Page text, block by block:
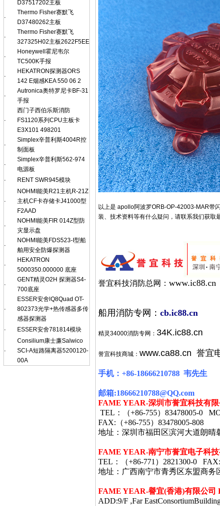
D37517202主板
·
Thermo Fisher赛默飞
D37480262主板
·
Thermo Fisher赛默飞
327325H02主板2622F5EE
·
Honeywell霍尼韦尔
TC500K手报
·
HEKATRON探测器ORS
142 E烟感KEA 550 06 2
·
Autronica奥特罗尼卡BF-31
手报
·
西门子西伯乐斯消防
FS1120系列CPU主板卡
E3X101 498201
·
Simplex辛普利斯4004R控
制面板
·
Simplex辛普利斯562-974
电源板
·
RENT SWR945模块
·
NOHMI能美R21主机R-21Z
主机CF卡存储卡J41000型
F2AAD
·
NOHMI能美FIR 014Z型防
灾显示盘
·
NOHMI能美FDS523-I型船
舶用安全防爆探测器
·
HEKATRON
5000350.000000 底座
·
GENT精灵O2H 探测器S4-
700底座
·
ESSER安舍lQ8Quad OT-
802373光学+热传感器多传
感器探测器
·
ESSER安舍781814模块
·
Consilium康士廉Salwico
SCI-A短路隔离器5200120-
00A
以上是 apollo阿波罗ORB-OP-42003-MAR带
装、技术资料等有什么疑问，请联系我们获取
誉宜科技消防总网： www.ic88.cn
船用消防专网： cb.ic88.cn
精灵34000消防专网： 34K.ic88.cn
誉宜科技商城： www.ca88.cn 誉宜
手机： +86-18666210788 韦先生
邮箱:18666210788@QQ.com
FAME YEAR-深圳市誉宜科技有
TEL ：（+86-755） 83478005-0
FAX: （+86-755） 83478005-808
地址：深圳市福田区滨河大道朗晴
FAME YEAR-南宁市誉宜电子科
TEL ：（+86-771 ） 2821300-0 FAX:
地址：广西南宁市青秀区东盟商务
FAME YEAR-譽宜(香港)有限公司
ADD:9/F ,Far